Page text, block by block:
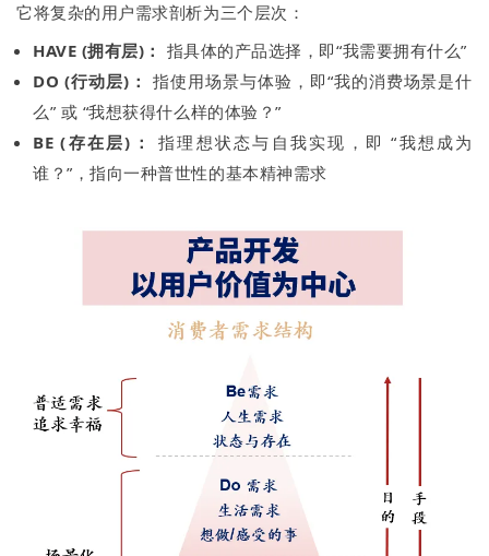
它将复杂的用户需求剖析为三个层次：
HAVE (拥有层)： 指具体的产品选择，即“我需要拥有什么”
DO (行动层)： 指使用场景与体验，即“我的消费场景是什
么” 或 “我想获得什么样的体验？”
BE (存在层)：
指理想状态与自我实现，即 “我想成为
谁？”，指向一种普世性的基本精神需求